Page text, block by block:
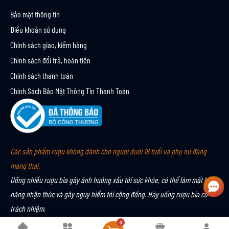
0
Bảo mật thông tin
Điều khoản sử dụng
Chính sách giao, kiểm hàng
Chính sách đổi trả, hoàn tiền
Chính sách thanh toán
Chính Sách Bảo Mật Thông Tin Thanh Toán
Các sản phẩm rượu không dành cho người dưới 18 tuổi và phụ nữ đang
mang thai.
Uống nhiều rượu bia gây ảnh hưởng xấu tới sức khỏe, có thể làm mất khả
năng nhận thức và gây nguy hiểm tới cộng đồng. Hãy uống rượu bia có
trách nhiệm.